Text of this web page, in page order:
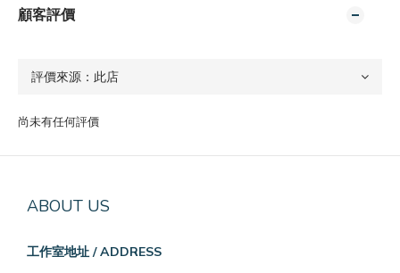
顧客評價
尚未有任何評價
ABOUT US
工作室地址 / ADDRESS